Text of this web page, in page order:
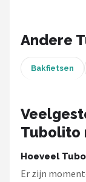
Stadsfietsen
Shop
POPULAIRE
Andere
Bakfietsen
Tubolito
Hoeveel
Er zijn